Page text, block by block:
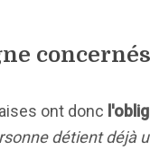
ont donc
détient déjà